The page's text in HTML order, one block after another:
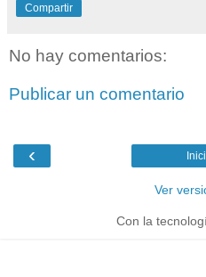
Compartir
No hay comentarios:
Publicar un comentario
‹
Ver
Con la